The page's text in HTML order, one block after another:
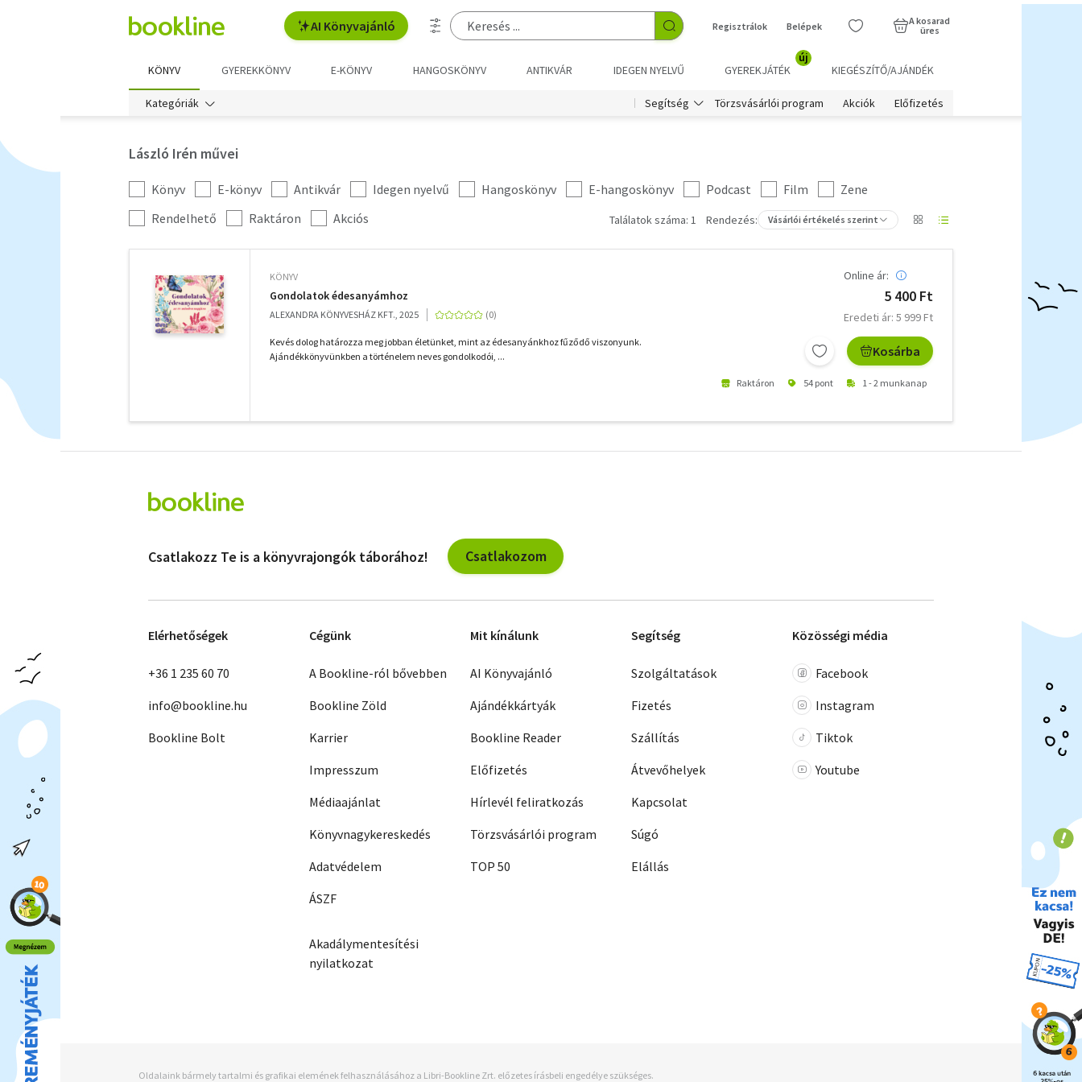
AI Könyvajánló Regisztrálok Belépek
A kosarad
üres
KÖNYV GYEREKKÖNYV E-KÖNYV HANGOSKÖNYV ANTIKVÁR IDEGEN NYELVŰ GYEREKJÁTÉK
új
KIEGÉSZÍTŐ/AJÁNDÉK
Kategóriák Segítség Törzsvásárlói program Akciók Előfizetés
László Irén művei
Kategória
szűrés
Könyv E-könyv Antikvár Idegen nyelvű Hangoskönyv E-hangoskönyv Podcast Film
Zene
További
szűrők
Rendelhető Raktáron Akciós Találatok száma: 1 Rendezés: Vásárlói értékelés szerint
KÖNYV
Gondolatok édesanyámhoz
ALEXANDRA KÖNYVESHÁZ KFT., 2025
Kevés dolog határozza meg jobban életünket, mint az édesanyánkhoz fűződő viszonyunk.
Ajándékkönyvünkben a történelem neves gondolkodói, ...
Online ár:
5 400 Ft
Eredeti ár: 5 999 Ft
Kosárba
Raktáron 54 pont 1 - 2 munkanap
szűrők
Csatlakozz Te is a könyvrajongók táborához! Csatlakozom
Elérhetőségek
+36 1 235 60 70
info@bookline.hu
Bookline Bolt
Cégünk
A Bookline-ról bővebben
Bookline Zöld
Karrier
Impresszum
Médiaajánlat
Könyvnagykereskedés
Adatvédelem
ÁSZF
Akadálymentesítési
nyilatkozat
Mit kínálunk
AI Könyvajánló
Ajándékkártyák
Bookline Reader
Előfizetés
Hírlevél feliratkozás
Törzsvásárlói program
TOP 50
Segítség
Szolgáltatások
Fizetés
Szállítás
Átvevőhelyek
Kapcsolat
Súgó
Elállás
Közösségi média
Facebook
Instagram
Tiktok
Youtube
Oldalaink bármely tartalmi és grafikai elemének felhasználásához a Libri-Bookline Zrt. előzetes írásbeli engedélye szükséges.